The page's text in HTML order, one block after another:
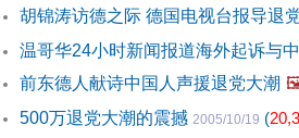
胡锦涛访德之际 德国电视台报导退
温哥华24小时新闻报道海外起诉与
前东德人献诗中国人声援退党大潮
500万退党大潮的震撼 2005/10/19 (